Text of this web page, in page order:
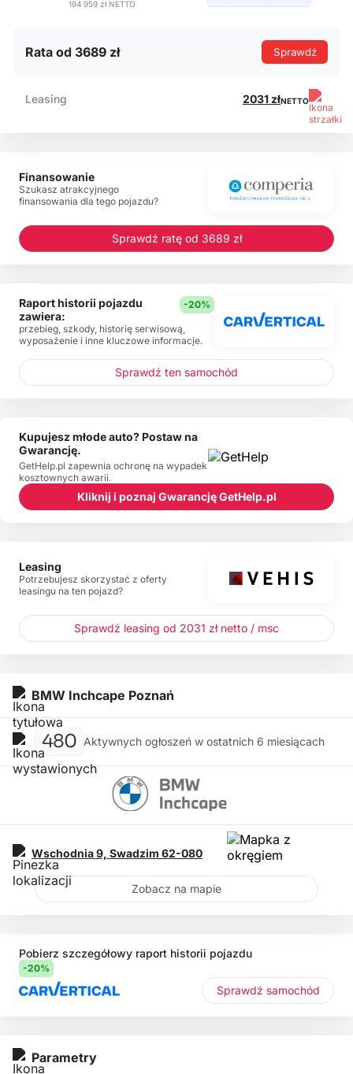
Pobierz szczegółowy raport historii pojazdu
-20%
Sprawdź samochód
Parametry
194 959 zł NETTO
Rata od 3689 zł Sprawdź
Leasing 2031 złNETTO
BMW Inchcape Poznań
480 Aktywnych ogłoszeń w ostatnich 6 miesiącach
Wschodnia 9, Swadzim 62-080
Zobacz na mapie
Finansowanie
Szukasz atrakcyjnego
finansowania dla tego pojazdu?
Sprawdź ratę od 3689 zł
Raport historii pojazdu
zawiera:
-20%
przebieg, szkody, historię serwisową,
wyposażenie i inne kluczowe informacje.
Sprawdź ten samochód
Kupujesz młode auto? Postaw na
Gwarancję.
GetHelp.pl zapewnia ochronę na wypadek
kosztownych awarii.
Kliknij i poznaj Gwarancję GetHelp.pl
Leasing
Potrzebujesz skorzystać z oferty
leasingu na ten pojazd?
Sprawdź leasing od 2031 zł netto / msc